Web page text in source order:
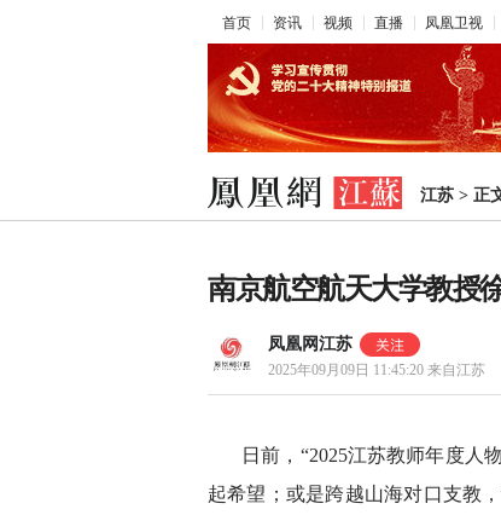
首页 资讯 视频 直播 凤凰卫视
江苏 > 正
南京航空航天大学教授
凤凰网江苏
2025年09月09日 11:45:20 来自江苏
日前，“2025江苏教师年度人
起希望；或是跨越山海对口支教